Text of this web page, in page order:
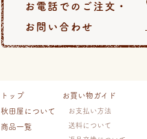
お電話でのご注文・
お問い合わせ
トップ
秋田屋について
商品一覧
お買い物ガイド
お支払い方法
送料について